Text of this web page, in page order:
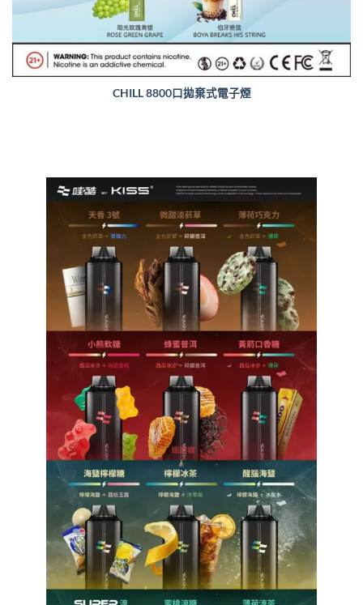
CHILL 8800口拋棄式電子煙